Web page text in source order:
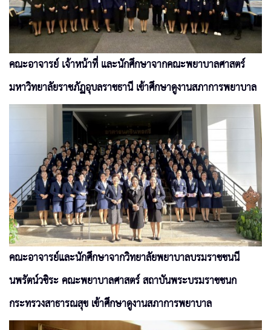
คณะอาจารย์ เจ้าหน้าที่ และนักศึกษาจากคณะพยาบาลศาสตร์
มหาวิทยาลัยราชภัฏอุบลราชธานี เข้าศึกษาดูงานสภาการพยาบาล
คณะอาจารย์และนักศึกษาจากวิทยาลัยพยาบาลบรมราชชนนี
นพรัตน์วชิระ คณะพยาบาลศาสตร์ สถาบันพระบรมราชชนก
กระทรวงสาธารณสุข เข้าศึกษาดูงานสภาการพยาบาล